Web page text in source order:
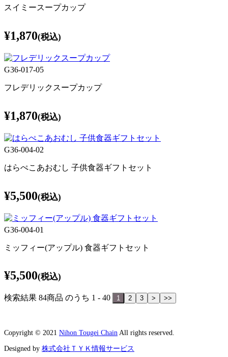
スイミースープカップ
¥1,870(税込)
G36-017-05
フレデリックスープカップ
¥1,870(税込)
G36-004-02
はらぺこあおむし 子供食器ギフトセット
¥5,500(税込)
G36-004-01
ミッフィー(アップル) 食器ギフトセット
¥5,500(税込)
検索結果 84商品 のうち 1 - 40 1 2 3 > >>
Copyright © 2021 Nihon Tougei Chain All rights reserved.
Designed by 株式会社ＴＹＫ情報サービス